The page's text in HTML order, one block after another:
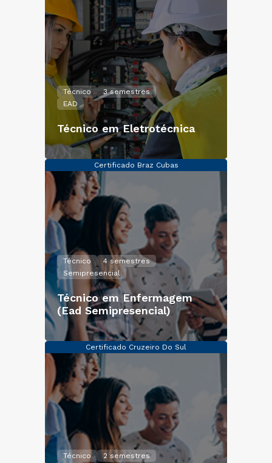
Técnico
3 semestres
EAD
Técnico em Eletrotécnica
Certificado Braz Cubas
Técnico
4 semestres
Semipresencial
Técnico em Enfermagem
(Ead Semipresencial)
Certificado Cruzeiro Do Sul
Técnico
2 semestres